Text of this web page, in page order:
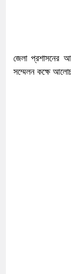
জেলা প্রশাসনের
সম্মেলন কক্ষে